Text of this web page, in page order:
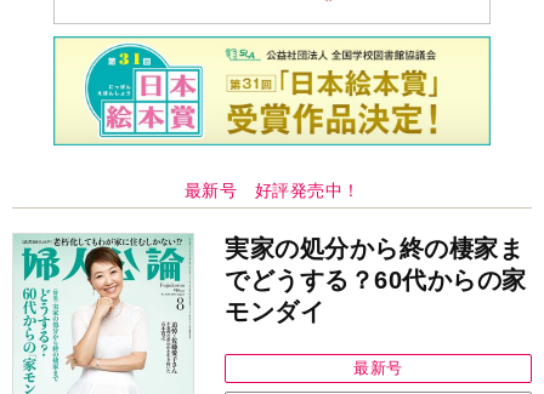
最新号 好評発売中！
実家の処分から終の棲家ま
でどうする？60代からの家
モンダイ
最新号